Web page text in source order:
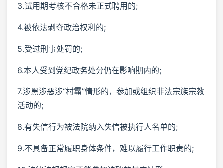
3.试用期考核不合格未正式聘用的;
4.被依法剥夺政治权利的;
5.受过刑事处罚的;
6.本人受到党纪政务处分仍在影响期内的;
7.涉黑涉恶涉“村霸”情形的，参加或组织非法宗族宗教
活动的;
8.有失信行为被法院纳入失信被执行人名单的;
9.不具备正常履职身体条件，难以履行工作职责的;